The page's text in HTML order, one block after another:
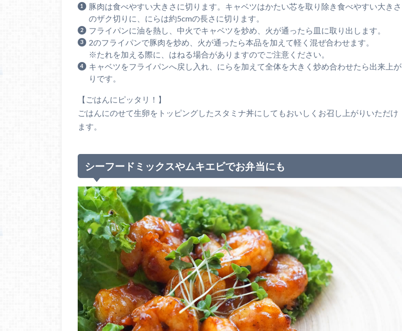
豚肉は食べやすい大きさに切ります。キャベツはかたい芯を取り除き食べやすい大きさ
のザク切りに、にらは約5cmの長さに切ります。
フライパンに油を熱し、中火でキャベツを炒め、火が通ったら皿に取り出します。
2のフライパンで豚肉を炒め、火が通ったら本品を加えて軽く混ぜ合わせます。
※たれを加える際に、はねる場合がありますのでご注意ください。
キャベツをフライパンへ戻し入れ、にらを加えて全体を大きく炒め合わせたら出来上が
りです。
【ごはんにピッタリ！】
ごはんにのせて生卵をトッピングしたスタミナ丼にしてもおいしくお召し上がりいただけ
ます。
シーフードミックスやムキエビでお弁当にも